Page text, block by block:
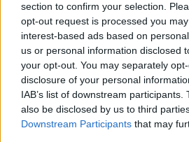
section to confirm your selection.
opt-out request is processed you
interest-based ads based on
us or personal information disclosed
your opt-out. You may separately
disclosure of your personal
IAB’s list of downstream
also be disclosed by us to third
Downstream Participants that may
5.8.2026 20:13 (ČTK)
zajištěním zvířat celníkům pomohly zoo
ostravské zahradě také papoušci nalezli
tiskové zprávě nawebucelníků to
Martina Kaňková. Případem se zabývá